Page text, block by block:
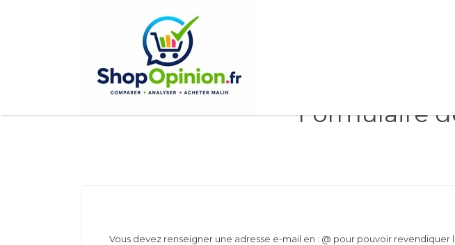
Formulaire
Vous devez renseigner une adresse e-mail en : @ pour pouvoir